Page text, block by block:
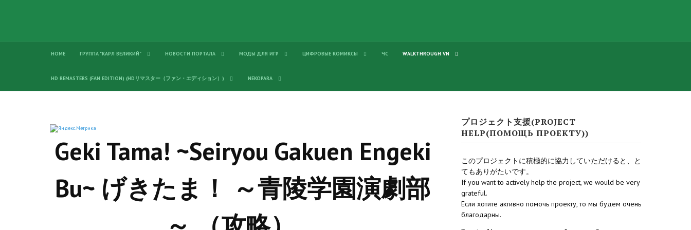
HOME ГРУППА "КАРЛ ВЕЛИКИЙ" НОВОСТИ ПОРТАЛА МОДЫ ДЛЯ ИГР ЦИФРОВЫЕ КОМИКСЫ ЧС WALKTHROUGH VN
HD REMASTERS (FAN EDITION) (HDリマスター（ファン・エディション）) NEKOPARA
Geki Tama! ~Seiryou Gakuen Engeki
Bu~ げきたま！ ～青陵学園演劇部
プロジェクト支援(PROJECT
HELP(ПОМОЩЬ ПРОЕКТУ))
このプロジェクトに積極的に協力していただけると、と
てもありがたいです。
If you want to actively help the project, we would be very
grateful.
Если хотите активно помочь проекту, то мы будем очень
благодарны.